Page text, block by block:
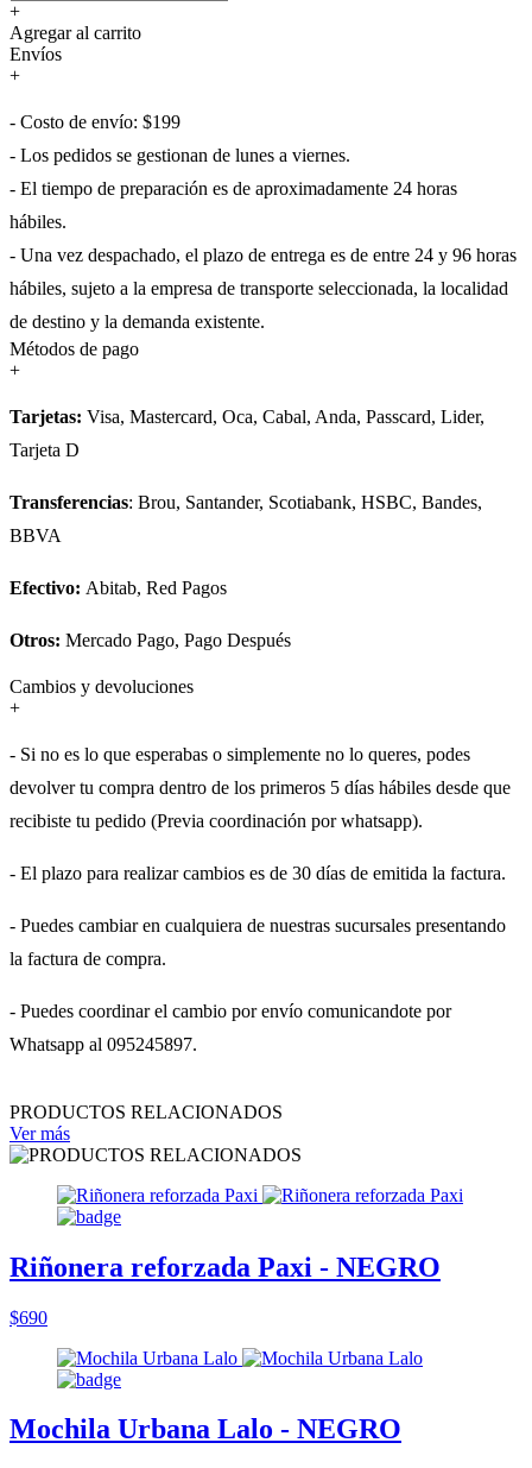
+
Agregar al carrito
Envíos
+
- Costo de envío: $199
- Los pedidos se gestionan de lunes a viernes.
- El tiempo de preparación es de aproximadamente 24 horas
hábiles.
- Una vez despachado, el plazo de entrega es de entre 24 y 96 horas
hábiles, sujeto a la empresa de transporte seleccionada, la localidad
de destino y la demanda existente.
Métodos de pago
+
Tarjetas: Visa, Mastercard, Oca, Cabal, Anda, Passcard, Lider,
Tarjeta D
Transferencias: Brou, Santander, Scotiabank, HSBC, Bandes,
BBVA
Efectivo: Abitab, Red Pagos
Otros: Mercado Pago, Pago Después
Cambios y devoluciones
+
- Si no es lo que esperabas o simplemente no lo queres, podes
devolver tu compra dentro de los primeros 5 días hábiles desde que
recibiste tu pedido (Previa coordinación por whatsapp).
- El plazo para realizar cambios es de 30 días de emitida la factura.
- Puedes cambiar en cualquiera de nuestras sucursales presentando
la factura de compra.
- Puedes coordinar el cambio por envío comunicandote por
Whatsapp al 095245897.
PRODUCTOS RELACIONADOS
Ver más
Riñonera reforzada Paxi - NEGRO
$690
Mochila Urbana Lalo - NEGRO